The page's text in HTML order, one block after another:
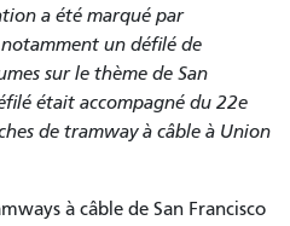
a été marqué par
un défilé de
sur le thème de San
était accompagné du 22e
de tramway à câble à Union
à câble de San Francisco